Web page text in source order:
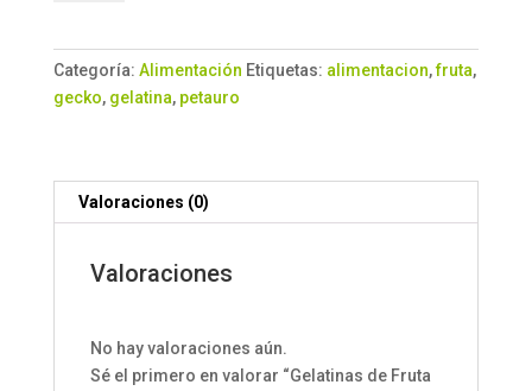
Petauros
Categoría: Alimentación Etiquetas: alimentacion,fruta,
gecko, gelatina, petauro
Valoraciones (0)
Valoraciones
No hay valoraciones aún.
Sé el primero en valorar “Gelatinas de Fruta